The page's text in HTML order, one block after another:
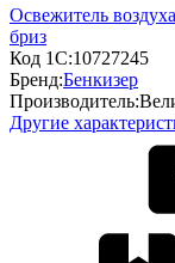
Освежитель
бриз
Код 1С:10727245
Бренд:Бенкизер
Производитель:
Другие